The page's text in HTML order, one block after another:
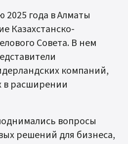
2025 года в Алматы
Казахстанско-
Совета. В нем
компаний,
в расширении
вопросы
решений для бизнеса,